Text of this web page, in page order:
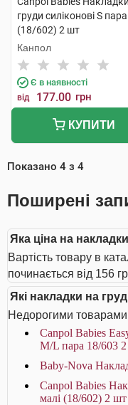
груди силіконові S
(18/602) 2 шт
Канпол
Є в наявності
від 177.00 грн
КУПИТИ
Показано 4 з 4
Поширені
Яка ціна на
Вартість товару в
починається від 156
Які накладки на
Недорогими товарами
Canpol Babies
M/L пара 18/603
Baby-Nova
Canpol Babies
малі (18/602) 2 шт